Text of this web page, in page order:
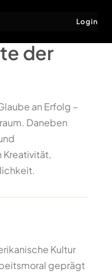
Login
der
an Erfolg –
Daneben
Kreativität,
Kultur
geprägt